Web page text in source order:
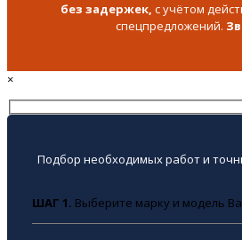
без задержек, с учётом
спецпредложений.
×
Подбор необходимых работ и
ШАГ 1. Выберите марку и модель